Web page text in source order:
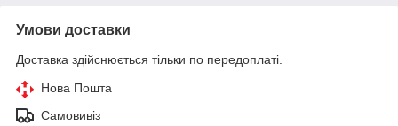
Умови доставки
Доставка здійснюється тільки по передоплаті.
Нова Пошта
Самовивіз